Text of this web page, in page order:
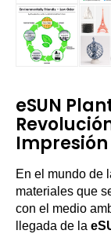
eSUN
Impresión
En el mundo de
materiales que
con el medio
llegada de la